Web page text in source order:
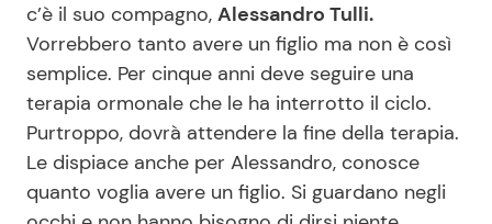
c’è il suo compagno, Alessandro Tulli.
Vorrebbero tanto avere un figlio ma non è così
semplice. Per cinque anni deve seguire una
terapia ormonale che le ha interrotto il ciclo.
Purtroppo, dovrà attendere la fine della terapia.
Le dispiace anche per Alessandro, conosce
quanto voglia avere un figlio. Si guardano negli